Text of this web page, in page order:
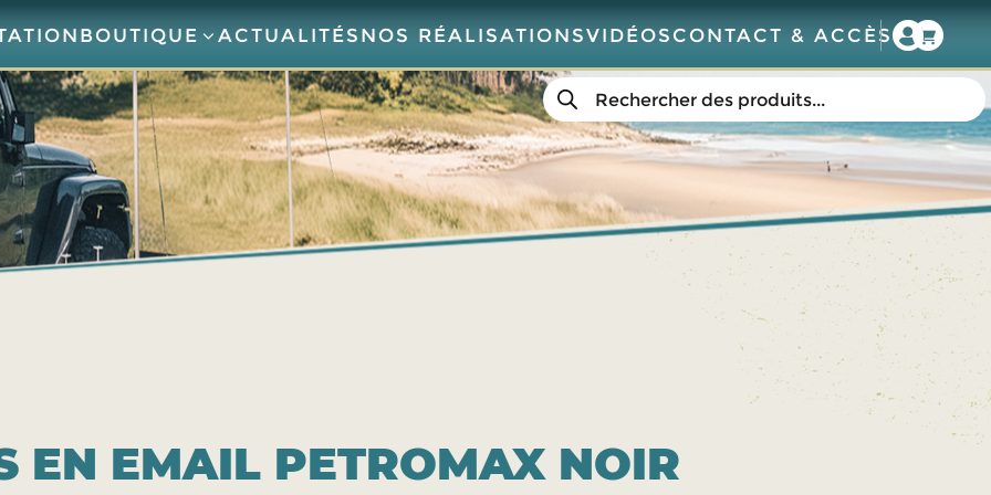
Recherche
de
produits
BOUTIQUE ACTUALITÉS NOS RÉALISATIONSVIDÉOS CONTACT & ACCÈS
EN EMAIL PETROMAX NOIR